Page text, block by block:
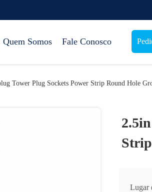
Quem Somos Fale Conosco
Tower Plug Sockets Power Strip Round Hole
Lugar